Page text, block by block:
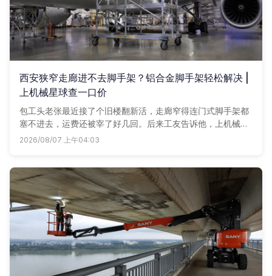
西安狭窄走廊进不去脚手架？铝合金脚手架轻松解决 |
上机械星球查一口价
包工头老张最近接了个旧楼翻新活，走廊窄得连门式脚手架都
塞不进去，运费还被宰了好几回。后来工友告诉他，上机械星
球租铝合金脚手架，全城一口价，轮子踏板全配齐，手机点一
2026/08/07 上午04:03